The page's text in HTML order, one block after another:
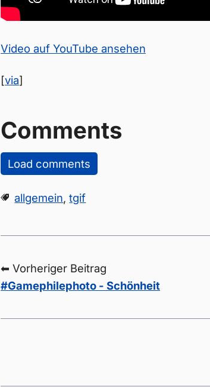
Video auf YouTube ansehen
[via]
Comments
Load comments
allgemein,tgif
⬅ Vorheriger Beitrag
#Gamephilephoto - Schönheit